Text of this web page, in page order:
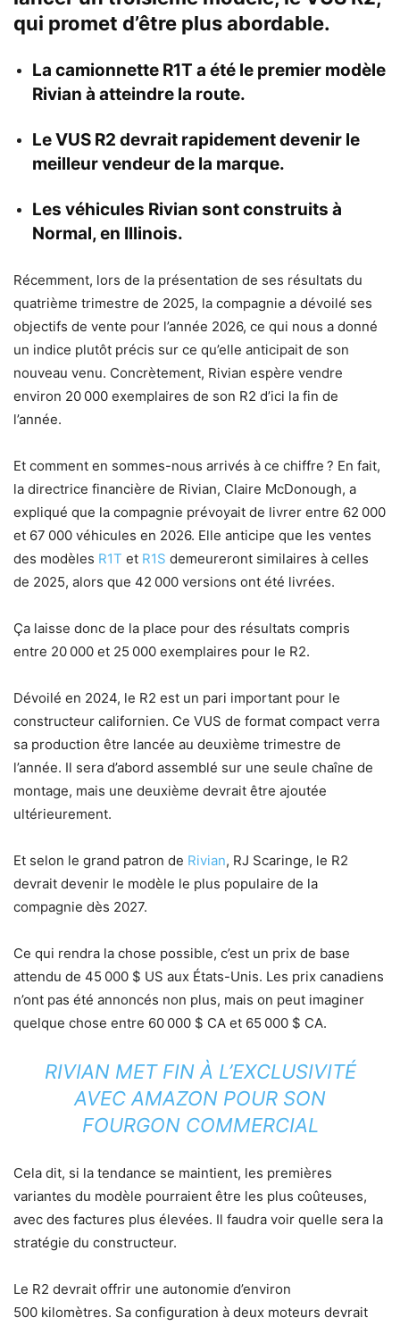
qui promet d’être plus abordable.
La camionnette R1T a été le premier modèle
Rivian à atteindre la route.
Le VUS R2 devrait rapidement devenir le
meilleur vendeur de la marque.
Les véhicules Rivian sont construits à
Normal, en Illinois.
Récemment, lors de la présentation de ses résultats du
quatrième trimestre de 2025, la compagnie a dévoilé ses
objectifs de vente pour l’année 2026, ce qui nous a donné
un indice plutôt précis sur ce qu’elle anticipait de son
nouveau venu. Concrètement, Rivian espère vendre
environ 20 000 exemplaires de son R2 d’ici la fin de
l’année.
Et comment en sommes-nous arrivés à ce chiffre ? En fait,
la directrice financière de Rivian, Claire McDonough, a
expliqué que la compagnie prévoyait de livrer entre 62 000
et 67 000 véhicules en 2026. Elle anticipe que les ventes
des modèles R1T et R1S demeureront similaires à celles
de 2025, alors que 42 000 versions ont été livrées.
Ça laisse donc de la place pour des résultats compris
entre 20 000 et 25 000 exemplaires pour le R2.
Dévoilé en 2024, le R2 est un pari important pour le
constructeur californien. Ce VUS de format compact verra
sa production être lancée au deuxième trimestre de
l’année. Il sera d’abord assemblé sur une seule chaîne de
montage, mais une deuxième devrait être ajoutée
ultérieurement.
Et selon le grand patron de Rivian, RJ Scaringe, le R2
devrait devenir le modèle le plus populaire de la
compagnie dès 2027.
Ce qui rendra la chose possible, c’est un prix de base
attendu de 45 000 $ US aux États-Unis. Les prix canadiens
n’ont pas été annoncés non plus, mais on peut imaginer
quelque chose entre 60 000 $ CA et 65 000 $ CA.
RIVIAN MET FIN À L’EXCLUSIVITÉ
AVEC AMAZON POUR SON
FOURGON COMMERCIAL
Cela dit, si la tendance se maintient, les premières
variantes du modèle pourraient être les plus coûteuses,
avec des factures plus élevées. Il faudra voir quelle sera la
stratégie du constructeur.
Le R2 devrait offrir une autonomie d’environ
500 kilomètres. Sa configuration à deux moteurs devrait